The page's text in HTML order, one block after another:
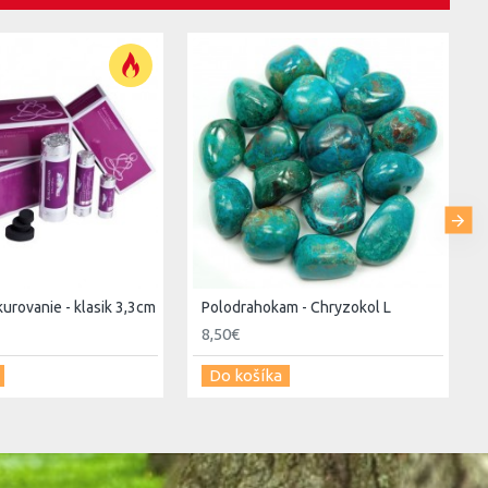
- klasik 3,3cm Polodrahokam - Chryzokol L
8,50€
Do košíka